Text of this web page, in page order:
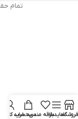
تمام
فروشگاهسایدبارعلاقه مندیسبد خرید
حساب